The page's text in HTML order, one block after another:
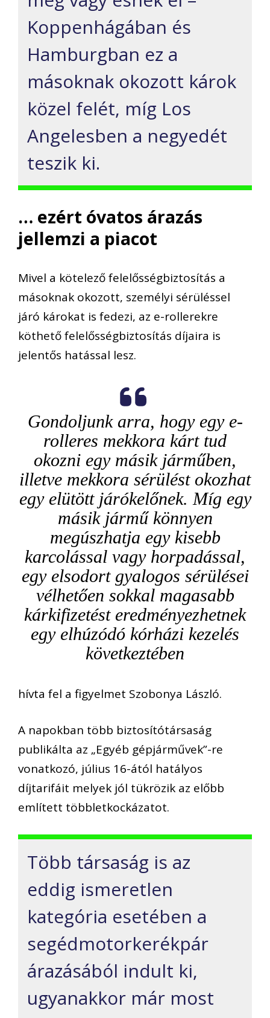
Koppenhágában és
Hamburgban ez a
másoknak okozott károk
közel felét, míg Los
Angelesben a negyedét
teszik ki.
… ezért óvatos árazás
jellemzi a piacot
Mivel a kötelező felelősségbiztosítás a
másoknak okozott, személyi sérüléssel
járó károkat is fedezi, az e-rollerekre
köthetőfelelősségbiztosítás díjaira is
jelentős hatással lesz.
Gondoljunkarra, hogyegy e-
rolleres mekkora kárt tud
okozni egy másik járműben,
illetve mekkora sérüléstokozhat
egyelütött járókelőnek. Míg egy
másik jármű könnyen
megúszhatja egy kisebb
karcolással vagy horpadással,
egy elsodort gyalogos sérülései
vélhetően sokkal magasabb
kárkifizetést eredményezhetnek
egy elhúzódó kórházi kezelés
következtében
hívta fel a figyelmet Szobonya László.
A napokban több biztosítótársaság
publikálta az „Egyéb gépjárművek”-re
vonatkozó, július 16-ától hatályos
díjtarifáit melyek jól tükrözik az előbb
említett többletkockázatot.
Több társaság is az
eddig ismeretlen
kategória esetében a
segédmotorkerékpár
árazásából indult ki,
ugyanakkor már most